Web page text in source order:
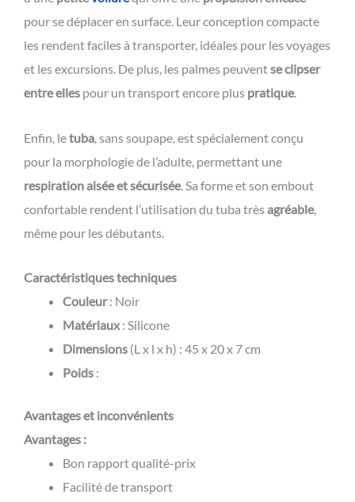
pour se déplacer en surface. Leur conception compacte
les rendent faciles à transporter, idéales pour les voyages
et les excursions. De plus, les palmes peuventse clipser
entre elles pour un transport encore plus pratique.
Enfin, letuba , sans soupape, est spécialement conçu
pour la morphologie de l’adulte, permettant une
respiration aisée et sécurisée. Sa forme et son embout
confortable rendent l’utilisation du tuba trèsagréable,
même pour les débutants.
Caractéristiques techniques
Couleur: Noir
Matériaux: Silicone
Dimensions (L x l x h) : 45 x 20 x 7 cm
Poids :
Avantages et inconvénients
Avantages :
Bon rapport qualité-prix
Facilité de transport